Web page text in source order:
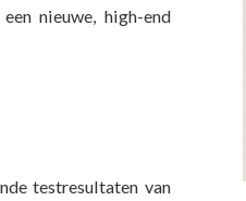
nieuwe, high-end
testresultaten van